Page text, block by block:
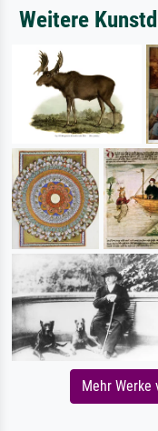
Weitere
Mehr Werke